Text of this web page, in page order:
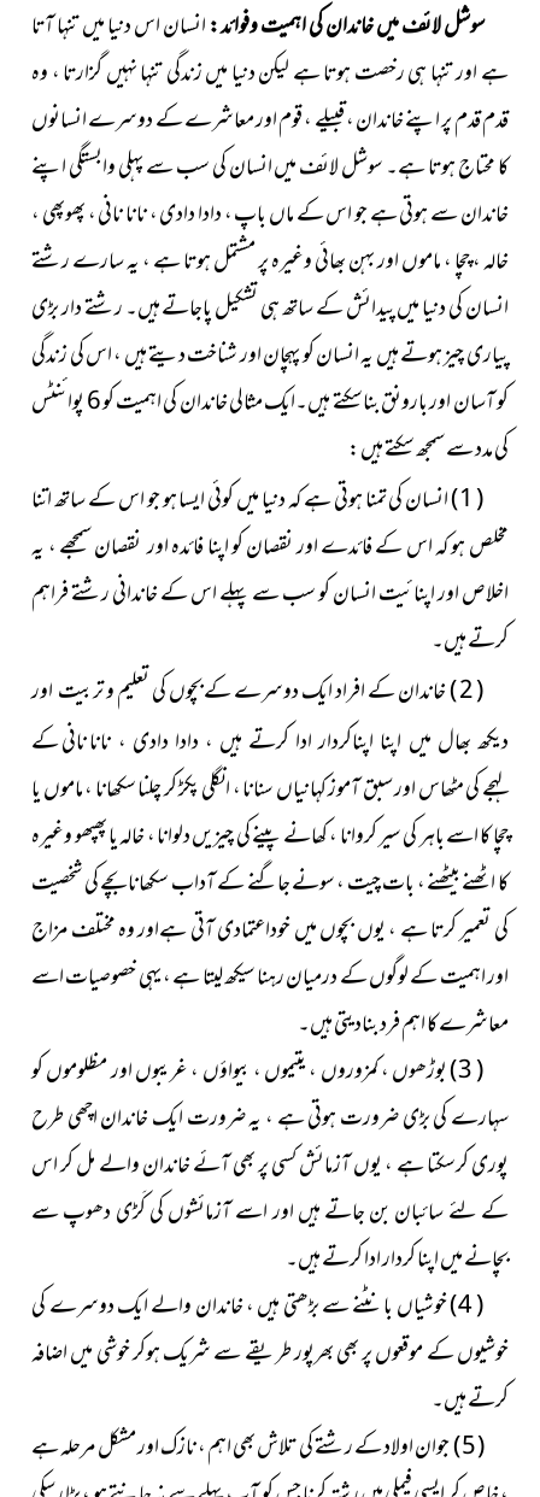
سوشل لائف میں خاندان کی اہمیت وفوائد :انسان اس دنیا میں تنہا آتا
ہے اور تنہا ہی رخصت ہوتا ہے لیکن دنیا میں زندگی تنہا نہیں گزارتا ، وہ
قدم قدم پر اپنے خاندان ، قبیلے ، قوم اور معاشرے کے دوسرے انسانوں
کا محتاج ہوتا ہے۔ سوشل لائف میں انسان کی سب سے پہلی وابستگی اپنے
خاندان سے ہوتی ہے جو اس کے ماں باپ ، دادا دادی ، نانا نانی ، پھوپھی ،
خالہ ، چچا ، ماموں اور بہن بھائی وغیرہ پر مشتمل ہوتا ہے ، یہ سارے رشتے
انسان کی دنیا میں پیدائش کے ساتھ ہی تشکیل پاجاتے ہیں۔ رشتے دار بڑی
پیاری چیز ہوتے ہیں یہ انسان کو پہچان اور شناخت دیتے ہیں ، اس کی زندگی
کو آسان اور بارونق بناسکتے ہیں۔ایک مثالی خاندان کی اہمیت کو 6 پوائنٹس
کی مدد سے سمجھ سکتے ہیں :
( 1 ) انسان کی تمنا ہوتی ہے کہ دنیا میں کوئی ایسا ہو جو اس کے ساتھ اتنا
مخلص ہو کہ اس کے فائدے اور نقصان کو اپنا فائدہ اور نقصان سمجھے ، یہ
اخلاص اور اپنائیت انسان کو سب سے پہلے اس کے خاندانی رشتے فراہم
کرتے ہیں۔
( 2 ) خاندان کے افراد ایک دوسرے کے بچوں کی تعلیم و
تربیت اور
دیکھ بھال میں اپنا اپناکردار ادا کرتے ہیں ، دادا دادی ، نانا نانی کے
لہجے کی مٹھاس اور سبق آموز کہانیاں سنانا ، انگلی پکڑ کر چلنا سکھانا ، ماموں یا
چچا کا اسے باہر کی سیر کروانا ، کھانے پینے کی چیزیں دلوانا ، خالہ یا پھپھو وغیرہ
کا اٹھنے بیٹھنے ، بات چیت ، سونے جاگنے کے آداب سکھانا بچے کی شخصیت
کی تعمیر کرتا ہے ، یوں بچوں میں خوداعتمادی آتی ہےاور وہ مختلف مزاج
اور اہمیت کے لوگوں کے درمیان رہنا سیکھ لیتا ہے ، یہی خصوصیات اسے
معاشرے کا اہم فرد بنادیتی ہیں۔
( 3 ) بوڑھوں ، کمزوروں ، یتیموں ، بیواؤں ، غریبوں اور مظلوموں کو
سہارے کی بڑی ضرورت ہوتی ہے ، یہ ضرورت ایک خاندان اچھی طرح
پوری کرسکتا ہے ، یوں آزمائش کسی پر بھی آئے خاندان والے مل کر اس
کے لئے سائبان بن جاتے ہیں اور اسے آزمائشوں کی کَڑی دھوپ سے
بچانے میں اپنا کردار ادا کرتے ہیں۔
( 4 ) خوشیاں بانٹنے سے بڑھتی ہیں ، خاندان والے ایک دوسرے کی
خوشیوں کے موقعوں پر بھی بھرپور طریقے سے شریک ہوکر خوشی میں اضافہ
کرتے ہیں۔
( 5 ) جوان اولاد کے رشتے کی تلاش بھی اہم ، نازک اور مشکل مرحلہ ہے